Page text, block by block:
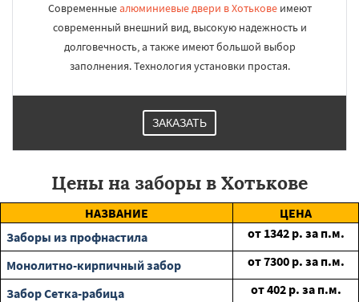
Современныеалюминиевые двери в Хотьковеимеют
современный внешний вид, высокую надежность и
долговечность, а также имеют большой выбор
заполнения. Технология установки простая.
ЗАКАЗАТЬ
Цены на заборы в Хотькове
НАЗВАНИЕ
ЦЕНА
Заборы из профнастила
от 1342 р. за п.м.
Монолитно-кирпичный забор
от7300 р. за п.м.
Забор Сетка-рабица
от402 р. за п.м.